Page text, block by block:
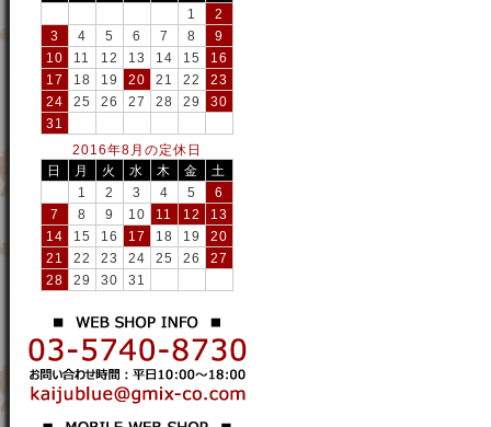
1
2
3
4 5 6 7 8
9
10
11 12 13 14 15
16
17
18 19 20 21 22
23
24
25 26 27 28 29
30
31
2016年8月の定休日
日
月 火 水 木 金
土
1
2 3 4 5
6
7
8 9 10 11 12
13
14
15 16 17 18 19
20
21
22 23 24 25 26
27
28
29 30 31